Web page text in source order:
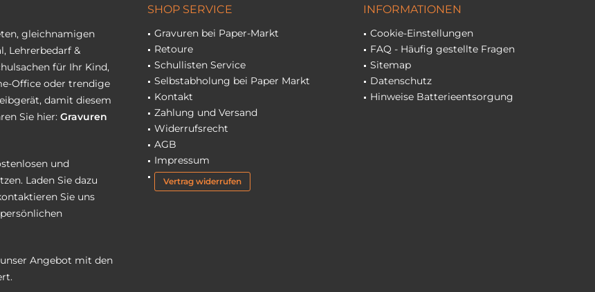
gleichnamigen
Lehrerbedarf &
für Ihr Kind,
Office oder trendige
damit diesem
Sie hier: Gravuren
und
Laden Sie dazu
Sie uns
Angebot mit den
SHOP SERVICE
Gravuren bei Paper-Markt
Retoure
Schullisten Service
Selbstabholung bei Paper Markt
Kontakt
Zahlung und Versand
Widerrufsrecht
AGB
Impressum
Vertrag widerrufen
INFORMATIONEN
Cookie-Einstellungen
FAQ - Häufig gestellte Fragen
Sitemap
Datenschutz
Hinweise Batterieentsorgung